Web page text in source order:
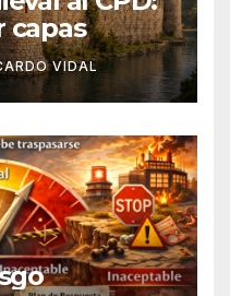
capas
VIDAL